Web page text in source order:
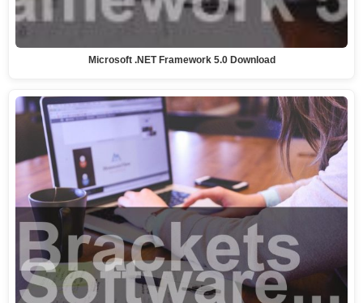
Microsoft .NET Framework 5.0 Download